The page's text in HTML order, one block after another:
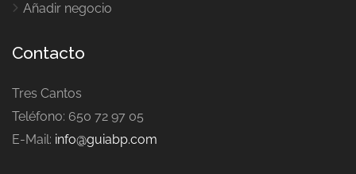
Añadir negocio
Contacto
Tres Cantos
Teléfono: 650 72 97 05
E-Mail: info@guiabp.com